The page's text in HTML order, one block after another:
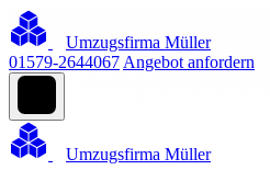
Umzugsfirma Müller
01579-2644067 Angebot anfordern
Umzugsfirma Müller